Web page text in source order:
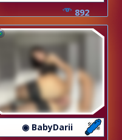
892
◉ BabyDarii